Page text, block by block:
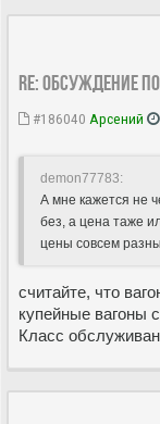
Re: Обсуждение
#186040 Арсений
demon77783:
А мне кажется не
без, а цена таже
цены совсем
считайте, что
купейные вагоны
Класс